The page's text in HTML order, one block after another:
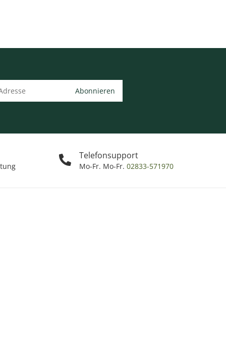
Telefonsupport
Mo-Fr. Mo-Fr. 02833-571970
Abonnieren